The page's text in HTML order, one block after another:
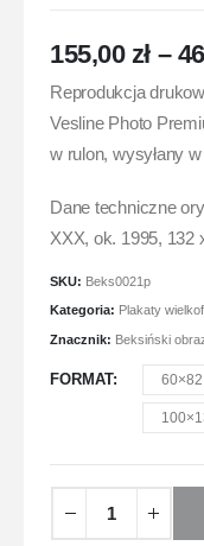
155,00 zł –
Reprodukcja
Vesline Photo
w rulon, wysyłany
Dane techniczne
XXX, ok. 1995, 132
SKU: Beks0021p
Kategoria: Plakaty
Znacznik: Beksiński
FORMAT